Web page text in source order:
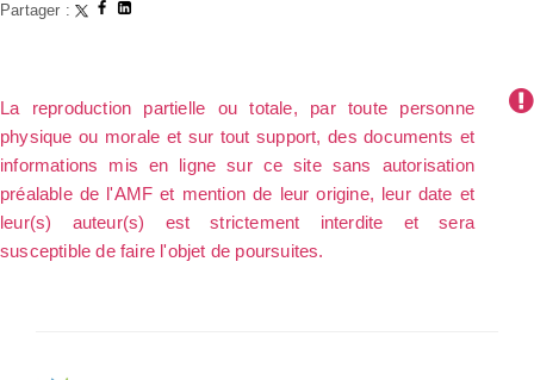
Partager :
La reproduction partielle ou totale, par toute personne
physique ou morale et sur tout support, des documents et
informations mis en ligne sur ce site sans autorisation
préalable de l'AMF et mention de leur origine, leur date et
leur(s) auteur(s) est strictement interdite et sera
susceptible de faire l'objet de poursuites.